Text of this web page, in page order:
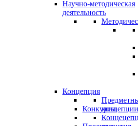
Научно-методическая
деятельность
Концепция
концепции
Конкурсы